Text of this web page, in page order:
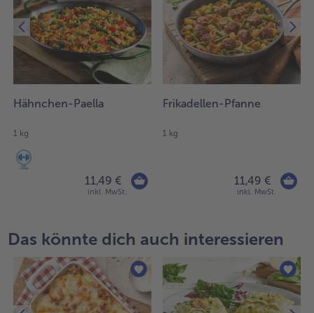
Hähnchen-Paella
1 kg
11,49 €
inkl. MwSt.
Frikadellen-Pfanne
1 kg
11,49 €
inkl. MwSt.
Das könnte dich auch interessieren